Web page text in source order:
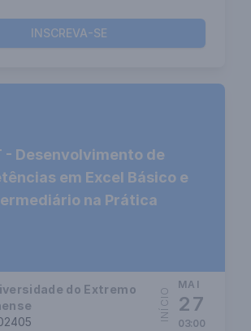
INSCREVA-SE
- Desenvolvimento de
em Excel Básico e
na Prática
do Extremo
INÍCIO
MAI
27
03:00